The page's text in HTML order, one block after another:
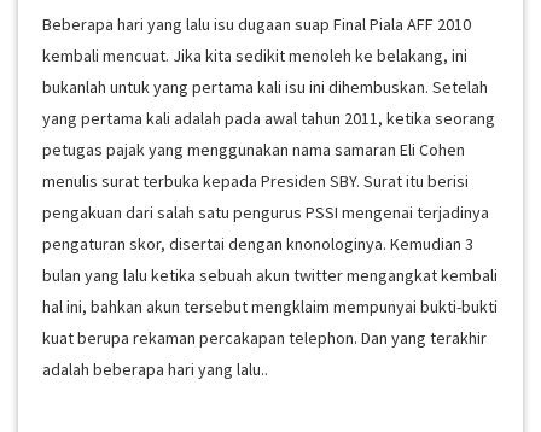
Beberapa hari yang lalu isu dugaan suap Final Piala AFF 2010
kembali mencuat. Jika kita sedikit menoleh ke belakang, ini
bukanlah untuk yang pertama kali isu ini dihembuskan. Setelah
yang pertama kali adalah pada awal tahun 2011, ketika seorang
petugas pajak yang menggunakan nama samaran Eli Cohen
menulis surat terbuka kepada Presiden SBY. Surat itu berisi
pengakuan dari salah satu pengurus PSSI mengenai terjadinya
pengaturan skor, disertai dengan knonologinya. Kemudian 3
bulan yang lalu ketika sebuah akun twitter mengangkat kembali
hal ini, bahkan akun tersebut mengklaim mempunyai bukti-bukti
kuat berupa rekaman percakapan telephon. Dan yang terakhir
adalah beberapa hari yang lalu..